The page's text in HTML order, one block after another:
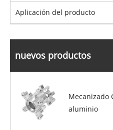
Aplicación del producto
nuevos productos
Mecanizado
aluminio